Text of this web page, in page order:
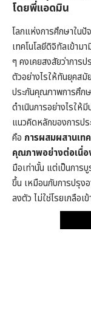
โดยพี่แอดมิน
โลกแห่งการศึกษาในปั
เทคโนโลยีดิจิทัลเข้า
ๆ คงเคยสงสัยว่าการ
ตัวอย่างไรให้ทันยุคสมั
ประกันคุณภาพการศึก
ดำเนินการอย่างไรให้
แนวคิดหลักของการป
คือ การผสมผสานเท
คุณภาพอย่างต่อเนื่อ
มือเท่านั้น แต่เป็นการ
ขึ้น เหมือนกับการปรุง
ลงตัว ไม่ใช่โรยเกลือเ